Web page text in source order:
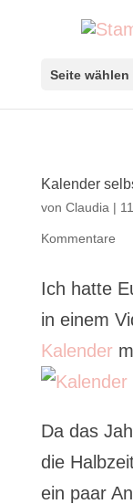
Seite wählen
Kalender
von Claudia |
Kommentare
Ich hatte
in einem
Kalender
Da das
die
ein paar